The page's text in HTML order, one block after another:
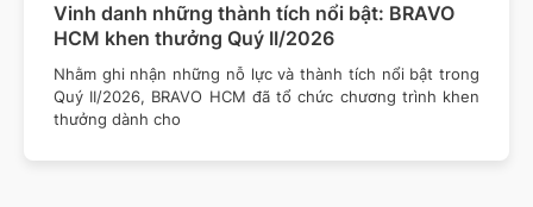
Vinh danh những thành tích nổi bật: BRAVO
HCM khen thưởng Quý II/2026
Nhằm ghi nhận những nỗ lực và thành tích nổi bật trong
Quý II/2026, BRAVO HCM đã tổ chức chương trình khen
thưởng dành cho